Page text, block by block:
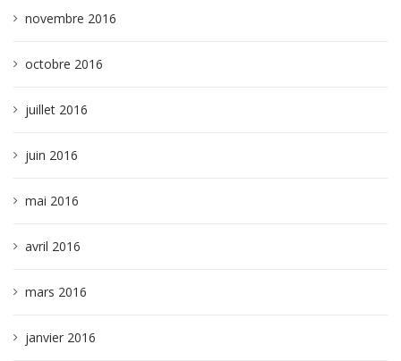
novembre 2016
octobre 2016
juillet 2016
juin 2016
mai 2016
avril 2016
mars 2016
janvier 2016